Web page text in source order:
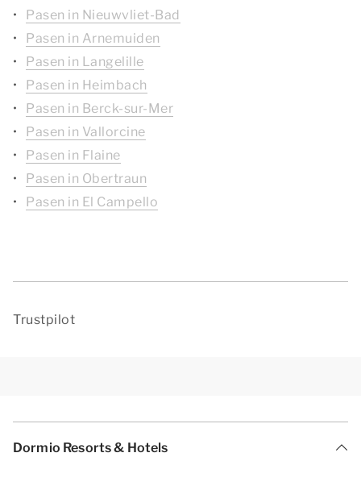
Pasen in Nieuwvliet-Bad
Pasen in Arnemuiden
Pasen in Langelille
Pasen in Heimbach
Pasen in Berck-sur-Mer
Pasen in Vallorcine
Pasen in Flaine
Pasen in Obertraun
Pasen in El Campello
Trustpilot
Dormio Resorts & Hotels